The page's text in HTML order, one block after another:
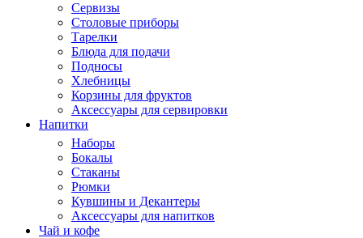
Сервизы
Столовые приборы
Тарелки
Блюда для подачи
Подносы
Хлебницы
Корзины для фруктов
Аксессуары для сервировки
Напитки
Наборы
Бокалы
Стаканы
Рюмки
Кувшины и Декантеры
Аксессуары для напитков
Чай и кофе